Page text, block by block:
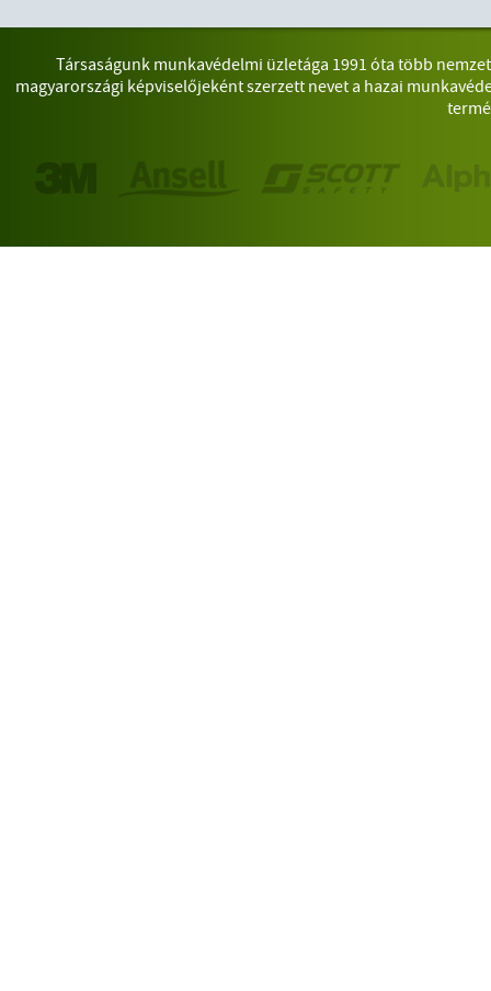
Társaságunk munkavédelmi üzletága 1991 óta több
magyarországi képviselőjeként szerzett nevet a hazai